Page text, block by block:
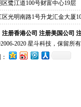
区鹭江道100号财富中心19层
区光明南路1号升龙汇金大厦
注册香港公司 注册美国公司
2020 星斗科技，保留所有